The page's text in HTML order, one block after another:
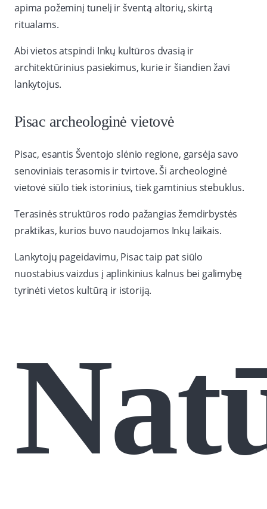
apima požeminį tunelį ir šventą altorių, skirtą
ritualams.
Abi vietos atspindi Inkų kultūros dvasią ir
architektūrinius pasiekimus, kurie ir šiandien žavi
lankytojus.
Pisac archeologinė vietovė
Pisac, esantis Šventojo slėnio regione, garsėja savo
senoviniais terasomis ir tvirtove. Ši archeologinė
vietovė siūlo tiek istorinius, tiek gamtinius stebuklus.
Terasinės struktūros rodo pažangias žemdirbystės
praktikas, kurios buvo naudojamos Inkų laikais.
Lankytojų pageidavimu, Pisac taip pat siūlo
nuostabius vaizdus į aplinkinius kalnus bei galimybę
tyrinėti vietos kultūrą ir istoriją.